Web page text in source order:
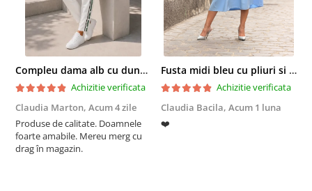
Compleu dama alb cu dungi laterale in nuante de verde si negru
Achizitie verificata
Claudia Marton, Acum 4 zile
Produse de calitate. Doamnele
foarte amabile. Mereu merg cu
drag în magazin.
Fusta midi bleu cu pliuri si buzunare
Achizitie verificata
Claudia Bacila, Acum 1 luna
❤️